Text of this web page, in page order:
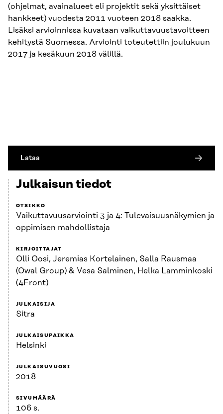
(ohjelmat, avainalueet eli projektit sekä yksittäiset
hankkeet) vuodesta 2011 vuoteen 2018 saakka.
Lisäksi arvioinnissa kuvataan vaikuttavuustavoitteen
kehitystä Suomessa. Arviointi toteutettiin joulukuun
2017 ja kesäkuun 2018 välillä.
Lataa
Julkaisun tiedot
OTSIKKO
Vaikuttavuusarviointi 3 ja 4: Tulevaisuusnäkymien ja
oppimisen mahdollistaja
KIRJOITTAJAT
Olli Oosi, Jeremias Kortelainen, Salla Rausmaa
(Owal Group) & Vesa Salminen, Helka Lamminkoski
(4Front)
JULKAISIJA
Sitra
JULKAISUPAIKKA
Helsinki
JULKAISUVUOSI
2018
SIVUMÄÄRÄ
106 s.